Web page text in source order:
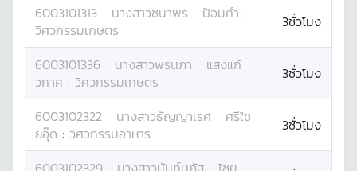
6003101313 นางสาวชนาพร ป้อมคำ :
วิศวกรรมเกษตร
3ชั่วโมง
6003101336 นางสาวพรนภา
แสงแก้
วกาศ : วิศวกรรมเกษตร 3ชั่วโมง
6003102322 นางสาวธัญญาเรศ
ศรีใช
ยอุ๊ด : วิศวกรรมอาหาร 3ชั่วโมง